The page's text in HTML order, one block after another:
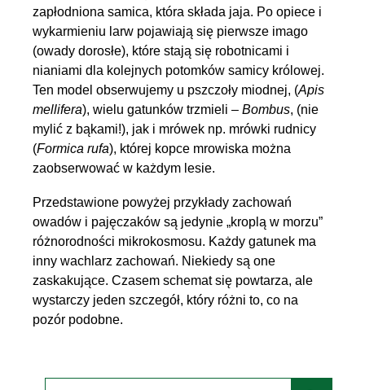
zapłodniona samica, która składa jaja. Po opiece i
wykarmieniu larw pojawiają się pierwsze imago
(owady dorosłe), które stają się robotnicami i
nianiami dla kolejnych potomków samicy królowej.
Ten model obserwujemy u pszczoły miodnej, (Apis
mellifera), wielu gatunków trzmieli – Bombus, (nie
mylić z bąkami!), jak i mrówek np. mrówki rudnicy
(Formica rufa), której kopce mrowiska można
zaobserwować w każdym lesie.
Przedstawione powyżej przykłady zachowań
owadów i pajęczaków są jedynie „kroplą w morzu”
różnorodności mikrokosmosu. Każdy gatunek ma
inny wachlarz zachowań. Niekiedy są one
zaskakujące. Czasem schemat się powtarza, ale
wystarczy jeden szczegół, który różni to, co na
pozór podobne.